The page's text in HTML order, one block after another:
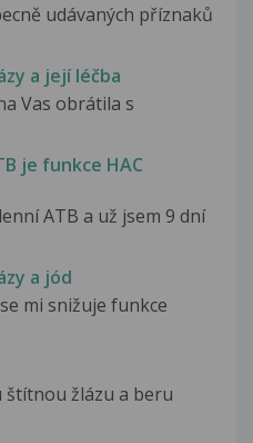
udávaných příznaků
a její léčba
Vas obrátila s
je funkce HAC
ATB a už jsem 9 dní
a jód
mi snižuje funkce
štítnou žlázu a beru